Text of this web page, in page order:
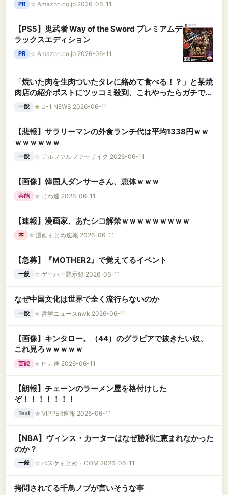
PR ☆ Amazon.co.jp 2026-06-11
【PS5】鬼武者 Way of the Sword プレミアムデ
ラックスエディション
PR ☆ Amazon.co.jp 2026-06-11
「焼いた肉を生肉ついたタレに絡めて食べる！？」と某焼
肉店の紹介ポストにツッコミ殺到、これやったらガチで死
人が出るぞ……
一般 ★ U-1 NEWS 2026-06-11
【悲報】サラリーマンの外食ランチ代は平均1338円ｗｗ
ｗｗｗｗｗｗ
一般 ☆ アルファルファモザイク 2026-06-11
【画像】韓国人ダンサーさん、恵体ｗｗｗ
芸能 ★ じわ速 2026-06-11
【速報】漫画家、あたシコ解禁ｗｗｗｗｗｗｗｗｗ
本 ★ 漫画まとめ速報 2026-06-11
【急募】『MOTHER2』で覚えてるイベント
一般 ☆ ゲーハー黙示録 2026-06-11
なぜ中国文化は世界で全く流行らないのか
一般 ★ 哲学ニュースnwk 2026-06-11
【画像】キンタロー。（44）のグラビアで抜きたい奴、
これ見ろｗｗｗｗｗ
芸能 ★ ピカ速 2026-06-11
【朗報】チェーンのラーメン屋を格付けした
ぞ！！！！！！！
Text ★ VIPPER速報 2026-06-11
【NBA】ヴィンス・カーターはなぜ勝利に恵まれなかった
のか？
一般 ☆ バスケまとめ・COM 2026-06-11
拷問されてる千鳥ノブが言いそうな事